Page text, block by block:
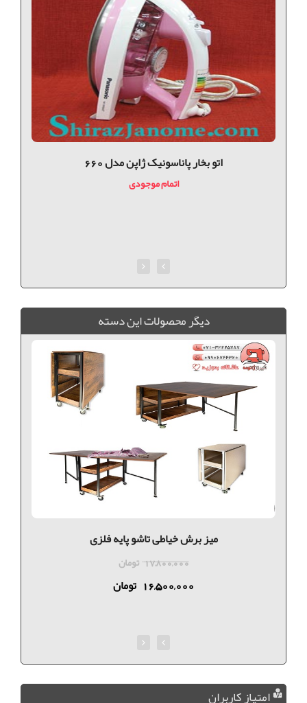
اتو بخار پاناسونیک ژاپن مدل 660
اتمام موجودی
ديگر محصولات اين دسته
میز برش خیاطی تاشو پایه فلزی
17,800,000 تومان
16,500,000 تومان
امتیاز کاربران